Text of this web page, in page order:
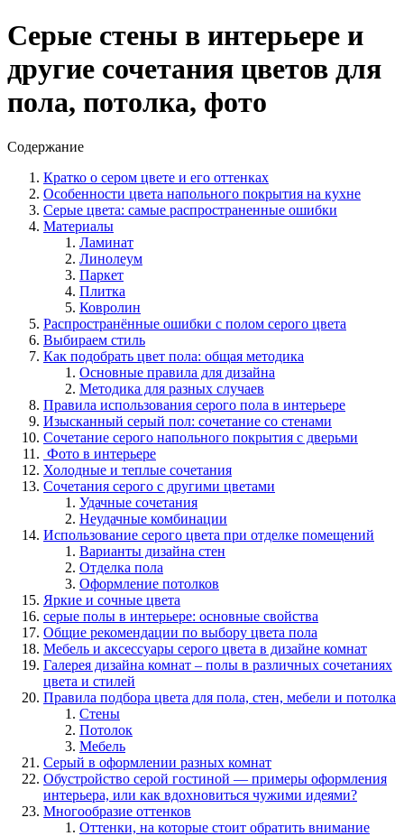
Серые стены в интерьере и
другие сочетания цветов для
пола, потолка, фото
Содержание
Кратко о сером цвете и его оттенках
Особенности цвета напольного покрытия на кухне
Серые цвета: самые распространенные ошибки
Материалы
Ламинат
Линолеум
Паркет
Плитка
Ковролин
Распространённые ошибки с полом серого цвета
Выбираем стиль
Как подобрать цвет пола: общая методика
Основные правила для дизайна
Методика для разных случаев
Правила использования серого пола в интерьере
Изысканный серый пол: сочетание со стенами
Сочетание серого напольного покрытия с дверьми
Фото в интерьере
Холодные и теплые сочетания
Сочетания серого с другими цветами
Удачные сочетания
Неудачные комбинации
Использование серого цвета при отделке помещений
Варианты дизайна стен
Отделка пола
Оформление потолков
Яркие и сочные цвета
серые полы в интерьере: основные свойства
Общие рекомендации по выбору цвета пола
Мебель и аксессуары серого цвета в дизайне комнат
Галерея дизайна комнат – полы в различных сочетаниях
цвета и стилей
Правила подбора цвета для пола, стен, мебели и потолка
Стены
Потолок
Мебель
Серый в оформлении разных комнат
Обустройство серой гостиной — примеры оформления
интерьера, или как вдохновиться чужими идеями?
Многообразие оттенков
Оттенки, на которые стоит обратить внимание